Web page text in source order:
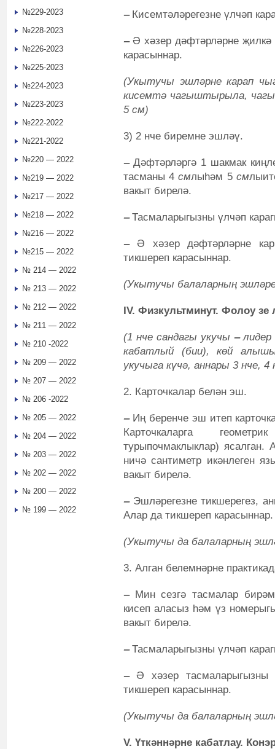
‒ Кисемтәләрегезне үлчәп
‒ Ә хәзер дәфтәрләрне
карасыннар.
(Укытучы эшләрне карап
кисемтә чагыштырыла,
5 cм)
3) 2 нче биремне эшләү.
‒Дәфтәрләргә 1 шакмак
тасманы 4смлыһәм 5 см
вакыт бирелә.
‒Тасмаларыгызны үлчәп
‒Ә хәзер дәфтәрләрне
тикшереп карасыннар.
(Укытучы балаларның
IV. Физкультминут. Фолоу зе
(1 нче сандагы укучы ‒лидер
кабатлый (бии), көй
укучыга күчә, аннары 3 нче, 4
2. Карточкалар белән эш.
‒Иң беренче эш итеп
Карточкаларга
турыпочмаклыклар) ясалган.
ничә сантиметр икәнлеген
вакыт бирелә.
‒Эшләрегезне тикшерегез,
Алар да тикшереп карасыннар.
(Укытучы да балаларның
3. Алган белемнәрне
‒Мин сезгә тасмалар
кисеп аласыз һәм үз
вакыт бирелә.
‒Тасмаларыгызны үлчәп
‒Ә хәзер тасмаларыгызны
тикшереп карасыннар.
(Укытучы да балаларның
V. Үткәннәрне кабатлау.
№229-2023
№228-2023
№226-2023
№225-2023
№224-2023
№223-2023
№222-2022
№221-2022
№220 — 2022
№219 — 2022
№217 — 2022
№218 — 2022
№216 — 2022
№215 — 2022
№ 214 — 2022
№ 213 — 2022
№ 212 — 2022
№ 211 — 2022
№ 210 -2022
№ 209 — 2022
№ 207 — 2022
№ 206 -2022
№ 205 — 2022
№ 204 — 2022
№ 203 — 2022
№ 202 — 2022
№ 200 — 2022
№ 199 — 2022